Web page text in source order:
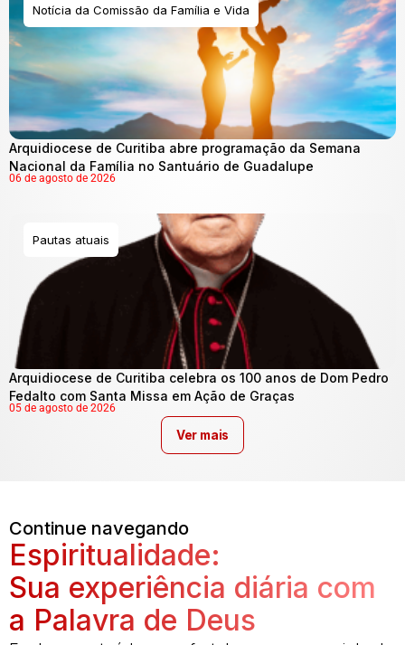
Notícia da Comissão da Família e Vida
Arquidiocese de Curitiba abre programação da Semana
Nacional da Família no Santuário de Guadalupe
06 de agosto de 2026
Pautas atuais
Arquidiocese de Curitiba celebra os 100 anos de Dom Pedro
Fedalto com Santa Missa em Ação de Graças
05 de agosto de 2026
Ver mais
Continue navegando
Espiritualidade:
Sua experiência diária com
a Palavra de Deus